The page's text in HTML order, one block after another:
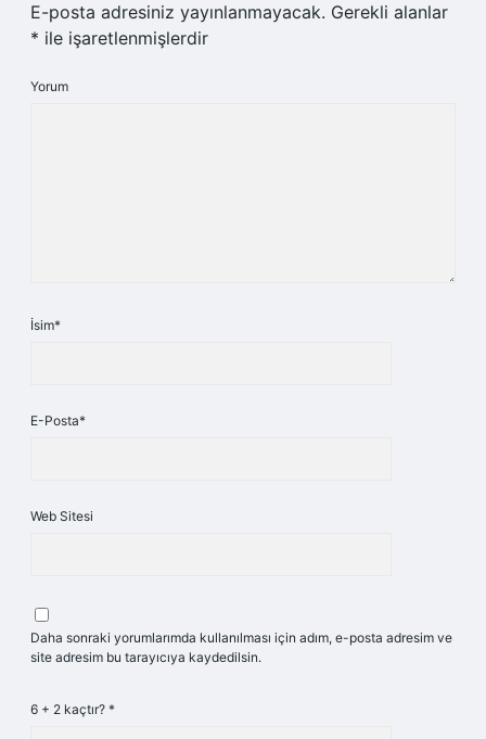
E-posta adresiniz yayınlanmayacak. Gerekli alanlar
* ile işaretlenmişlerdir
Yorum
İsim*
E-Posta*
Web Sitesi
Daha sonraki yorumlarımda kullanılması için adım, e-posta adresim ve
site adresim bu tarayıcıya kaydedilsin.
6 + 2 kaçtır? *